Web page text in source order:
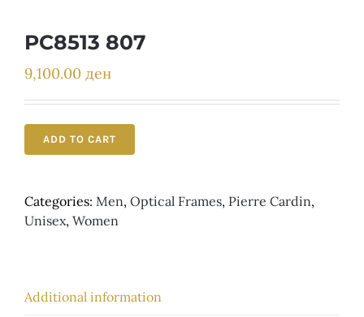
PC8513 807
9,100.00 ден
ADD TO CART
Categories: Men, Optical Frames, Pierre Cardin,
Unisex, Women
Additional information